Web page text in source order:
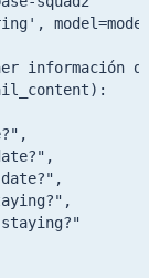
información